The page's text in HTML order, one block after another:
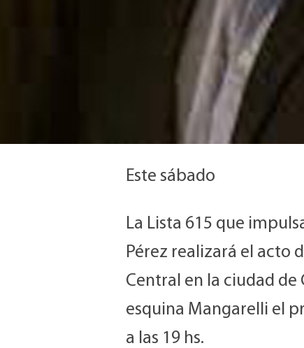
Este sábado
La Lista 615 que
Pérez realizará el acto
Central en la ciudad de
esquina Mangarelli el
a las 19 hs.